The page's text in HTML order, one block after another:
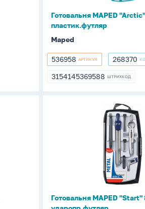
Готовальня MAPED
пластик.футляр
Maped
536958
536958 АРТИКУЛ 268370
268370
3154145369588
3154145369588 ШТРИХКОД
ударопр.футляр
Готовальня MAPED "Start"